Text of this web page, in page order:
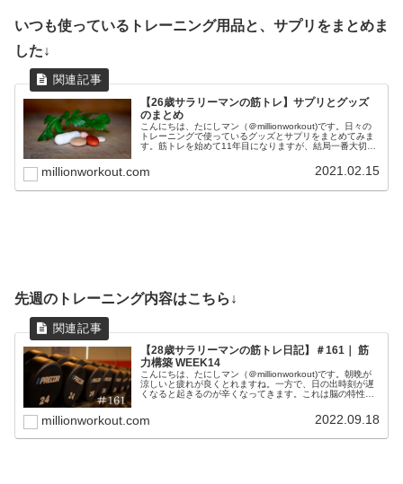
いつも使っているトレーニング用品と、サプリをまとめま
した↓
【26歳サラリーマンの筋トレ】サプリとグッズ
のまとめ
こんにちは、たにしマン（＠millionworkout)です。日々の
トレーニングで使っているグッズとサプリをまとめてみま
す。筋トレを始めて11年目になりますが、結局一番大切な
millionworkout.com 2021.02.15
先週のトレーニング内容はこちら↓
【28歳サラリーマンの筋トレ日記】＃161｜ 筋
力構築 WEEK14
こんにちは、たにしマン（＠millionworkout)です。朝晩が
涼しいと疲れが良くとれますね。一方で、日の出時刻が遅
くなると起きるのが辛くなってきます。これは脳の特性上
millionworkout.com 2022.09.18